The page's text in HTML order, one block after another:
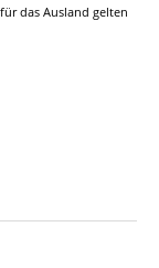
das Ausland gelten